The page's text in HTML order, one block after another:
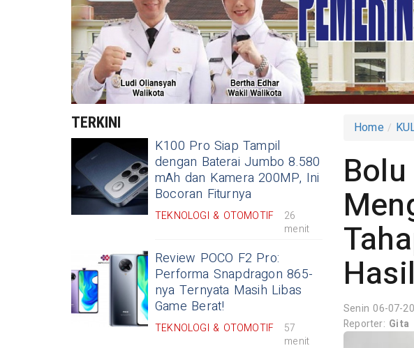
TERKINI
K100 Pro Siap Tampil
dengan Baterai Jumbo 8.580
mAh dan Kamera 200MP, Ini
Bocoran Fiturnya
TEKNOLOGI & OTOMOTIF
26
menit
Review POCO F2 Pro:
Performa Snapdragon 865-
nya Ternyata Masih Libas
Game Berat!
TEKNOLOGI & OTOMOTIF
57
menit
Home
Senin 06-07-
Reporter: Gita